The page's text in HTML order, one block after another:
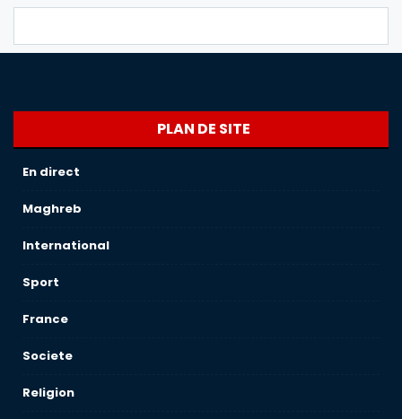
PLAN DE SITE
En direct
Maghreb
International
Sport
France
Societe
Religion